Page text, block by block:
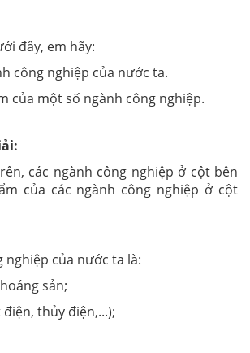
đây, em hãy:
công nghiệp của nước ta.
của một số ngành công nghiệp.
các ngành công nghiệp ở cột bên
của các ngành công nghiệp ở cột
nghiệp của nước ta là:
sản;
thủy điện,...);